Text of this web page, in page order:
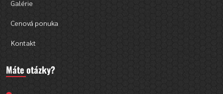
Galérie
Cenová ponuka
Kontakt
Máte otázky?